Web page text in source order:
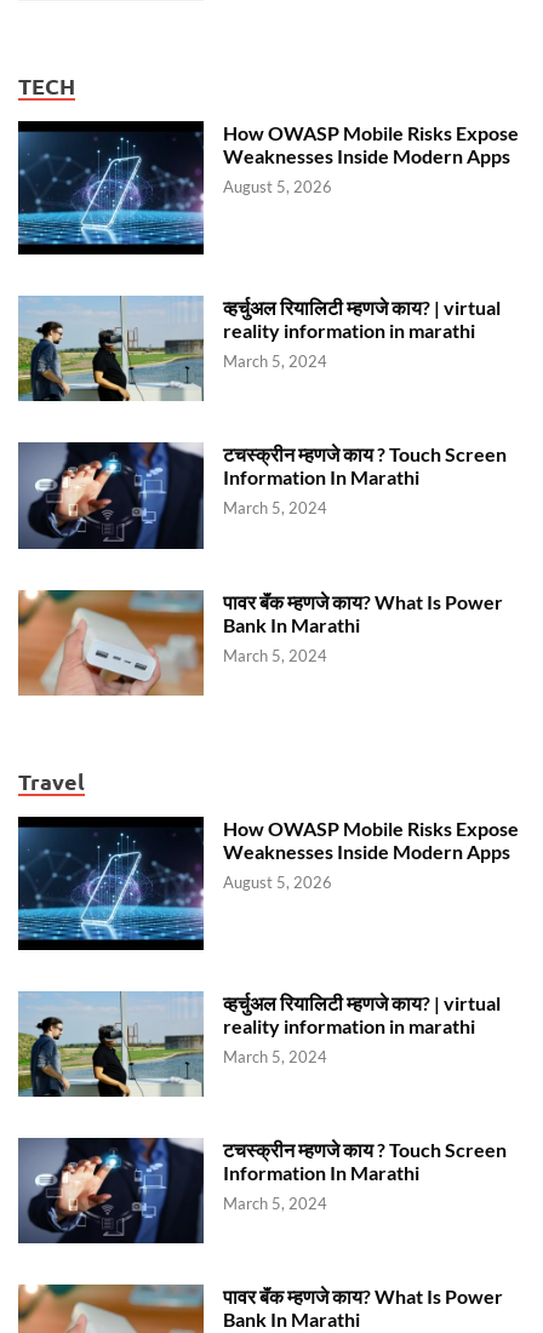
TECH
How OWASP Mobile Risks Expose
Weaknesses Inside Modern Apps
August 5, 2026
व्हर्चुअल रियालिटी म्हणजे काय? | virtual
reality information in marathi
March 5, 2024
टचस्क्रीन म्हणजे काय ? Touch Screen
Information In Marathi
March 5, 2024
पावर बॅंक म्हणजे काय? What Is Power
Bank In Marathi
March 5, 2024
Travel
How OWASP Mobile Risks Expose
Weaknesses Inside Modern Apps
August 5, 2026
व्हर्चुअल रियालिटी म्हणजे काय? | virtual
reality information in marathi
March 5, 2024
टचस्क्रीन म्हणजे काय ? Touch Screen
Information In Marathi
March 5, 2024
पावर बॅंक म्हणजे काय? What Is Power
Bank In Marathi